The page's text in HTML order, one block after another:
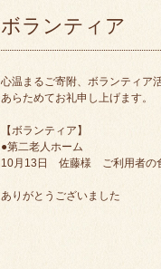
ボランティア
心温まるご寄附、ボランティア
あらためてお礼申し上げます。
【ボランティア】
●第二老人ホーム
10月13日 佐藤様 ご利用者の
ありがとうございました